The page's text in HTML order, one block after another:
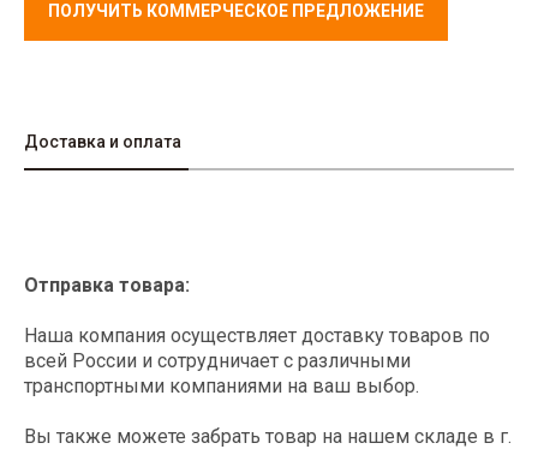
ПОЛУЧИТЬ КОММЕРЧЕСКОЕ ПРЕДЛОЖЕНИЕ
Доставка и оплата
Отправка товара:
Наша компания осуществляет доставку товаров по
всей России и сотрудничает с различными
транспортными компаниями на ваш выбор.
Вы также можете забрать товар на нашем складе в г.